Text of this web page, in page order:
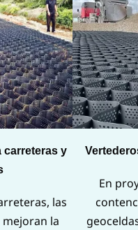
carreteras y
las
la
En